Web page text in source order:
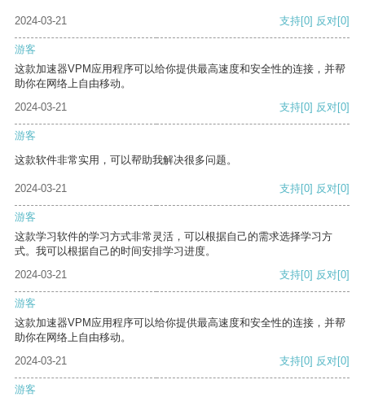
2024-03-21 支持[0] 反对[0]
游客
这款加速器VPM应用程序可以给你提供最高速度和安全性的连接，并帮
助你在网络上自由移动。
2024-03-21
支持[0] 反对[0]
游客
这款软件非常实用，可以帮助我解决很多问题。
2024-03-21 支持[0] 反对[0]
游客
这款学习软件的学习方式非常灵活，可以根据自己的需求选择学习方
式。我可以根据自己的时间安排学习进度。
2024-03-21
支持[0] 反对[0]
游客
这款加速器VPM应用程序可以给你提供最高速度和安全性的连接，并帮
助你在网络上自由移动。
2024-03-21
支持[0] 反对[0]
游客